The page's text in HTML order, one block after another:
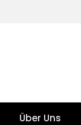
Über Uns